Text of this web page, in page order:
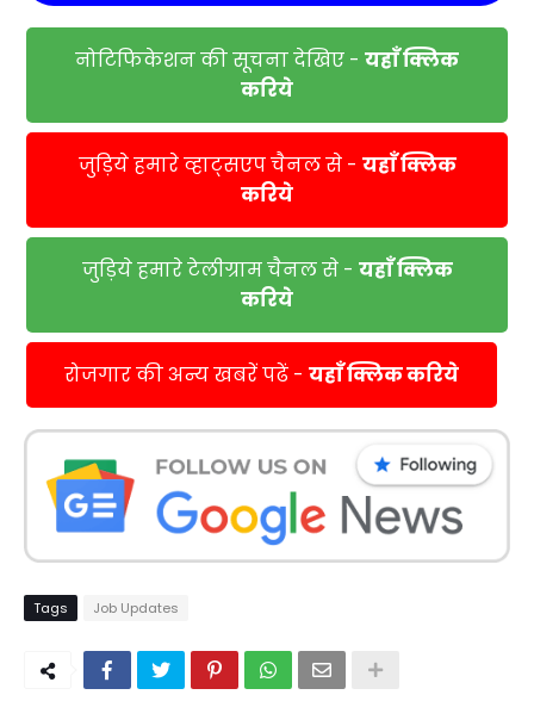
नोटिफिकेशन की सूचना देखिए - यहाँ क्लिक
करिये
जुड़िये हमारे व्हाट्सएप चैनल से - यहाँ क्लिक
करिये
जुड़िये हमारे टेलीग्राम चैनल से - यहाँ क्लिक
करिये
रोजगार की अन्य खबरें पढें - यहाँ क्लिक करिये
Tags Job Updates